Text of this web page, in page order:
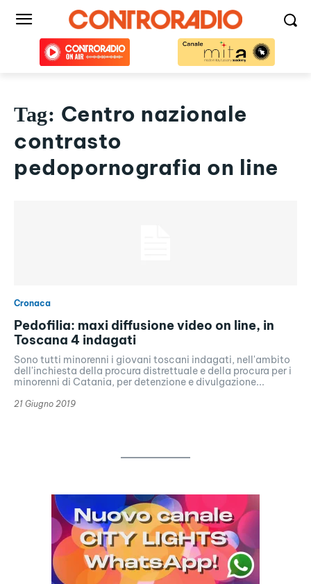
Tag: Centro nazionale
contrasto
pedopornografia on line
Cronaca
Pedofilia: maxi diffusione video on line, in
Toscana 4 indagati
Sono tutti minorenni i giovani toscani indagati, nell'ambito
dell'inchiesta della procura distrettuale e della procura per i
minorenni di Catania, per detenzione e divulgazione...
21 Giugno 2019